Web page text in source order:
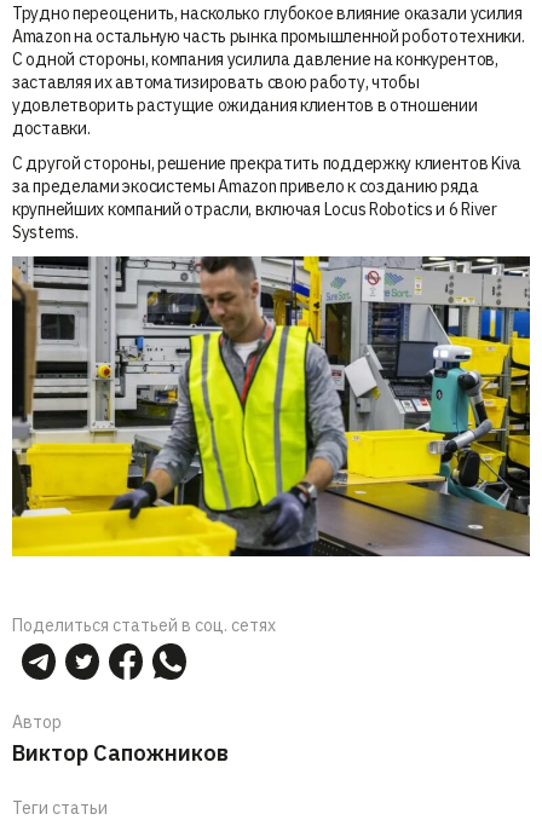
Трудно переоценить, насколько глубокое влияние оказали усилия
Amazon на остальную часть рынка промышленной робототехники.
С одной стороны, компания усилила давление на конкурентов,
заставляя их автоматизировать свою работу, чтобы
удовлетворить растущие ожидания клиентов в отношении
доставки.
С другой стороны, решение прекратить поддержку клиентов Kiva
за пределами экосистемы Amazon привело к созданию ряда
крупнейших компаний отрасли, включая Locus Robotics и 6 River
Systems.
Поделиться статьей в соц. сетях
Автор
Виктор Сапожников
Теги статьи